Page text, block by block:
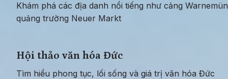
Khám phá các địa danh nổi tiếng như cảng
quảng trường Neuer Markt
Hội thảo văn hóa Đức
Tìm hiểu phong tục, lối sống và giá trị văn hóa Đức